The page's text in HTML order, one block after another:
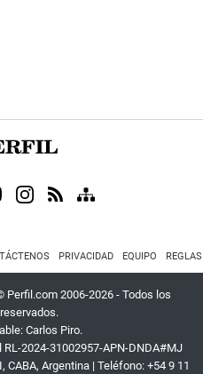
PRIVACIDAD EQUIPO
Perfil.com 2006-2026 - Todos los
Carlos Piro.
2024-31002957-APN-DNDA#MJ
, CABA, Argentina | Teléfono: +54 9 11